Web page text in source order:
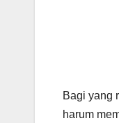
Bagi yang
harum